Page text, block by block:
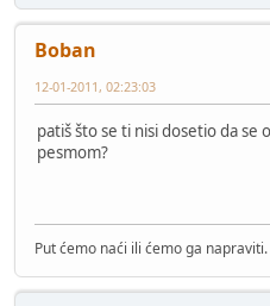
Boban
12-01-2011, 02:23:03
patiš što se ti nisi dosetio da se
pesmom?
Put ćemo naći ili ćemo ga napraviti.